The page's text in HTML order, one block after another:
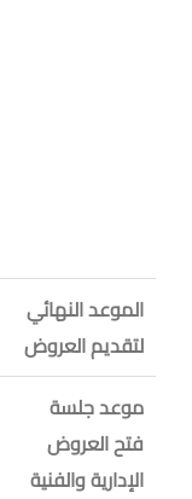
الموعد النهائي
لتقديم العروض
موعد جلسة
فتح العروض
الإدارية والفنية